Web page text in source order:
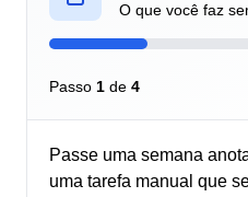
O que você faz
Passo 1 de 4
Passe uma semana
uma tarefa manual que